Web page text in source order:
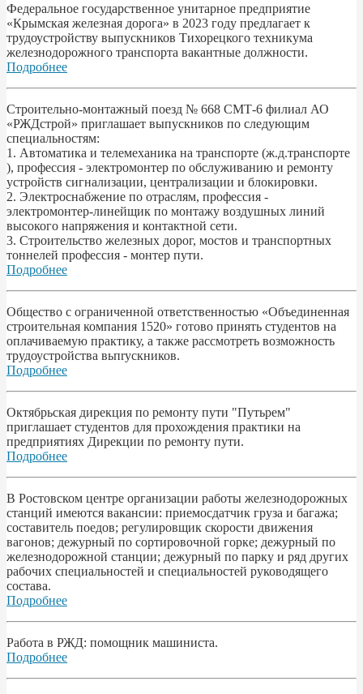
Федеральное государственное унитарное предприятие
«Крымская железная дорога» в 2023 году предлагает к
трудоустройству выпускников Тихорецкого техникума
железнодорожного транспорта вакантные должности.
Подробнее
Строительно-монтажный поезд № 668 СМТ-6 филиал АО
«РЖДстрой» приглашает выпускников по следующим
специальностям:
1. Автоматика и телемеханика на транспорте (ж.д.транспорте
), профессия - электромонтер по обслуживанию и ремонту
устройств сигнализации, централизации и блокировки.
2. Электроснабжение по отраслям, профессия -
электромонтер-линейщик по монтажу воздушных линий
высокого напряжения и контактной сети.
3. Строительство железных дорог, мостов и транспортных
тоннелей профессия - монтер пути.
Подробнее
Общество с ограниченной ответственностью «Объединенная
строительная компания 1520» готово принять студентов на
оплачиваемую практику, а также рассмотреть возможность
трудоустройства вьпrускников.
Подробнее
Октябрьская дирекция по ремонту пути "Путьрем"
приглашает студентов для прохождения практики на
предприятиях Дирекции по ремонту пути.
Подробнее
В Ростовском центре организации работы железнодорожных
станций имеются вакансии: приемосдатчик груза и багажа;
составитель поедов; регулировщик скорости движения
вагонов; дежурный по сортировочной горке; дежурный по
железнодорожной станции; дежурный по парку и ряд других
рабочих специальностей и специальностей руководящего
состава.
Подробнее
Работа в РЖД: помощник машиниста.
Подробнее